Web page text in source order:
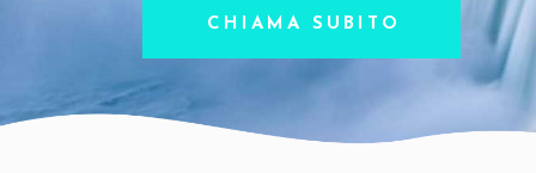
CHIAMA SUBITO